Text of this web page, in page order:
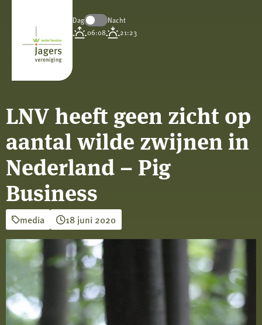
Koninklijke
Nederlandse
Jagersvereniging
Dag
Nacht
06:08
21:23
LNV heeft geen zicht op
aantal wilde zwijnen in
Nederland – Pig
Business
media 18 juni 2020